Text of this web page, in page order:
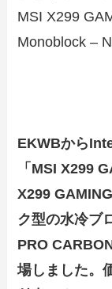
MSI X299
Monoblock –
EKWBから
「MSI X299
X299
ク型の水冷ブ
PRO
場しました。